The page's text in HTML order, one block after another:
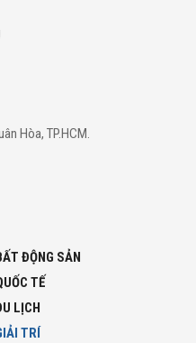
Hòa, TP.HCM.
ĐỘNG SẢN
TẾ
LỊCH
TRÍ